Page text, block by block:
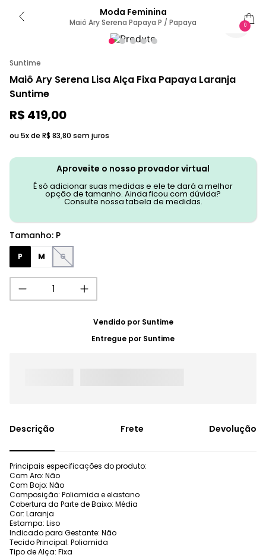
Moda Feminina
Maiô Ary Serena Papaya P / Papaya 0
Suntime
Maiô Ary Serena Lisa Alça Fixa Papaya Laranja
Suntime
R$ 419,00
ou 5x de R$ 83,80 sem juros
Aproveite o nosso provador virtual
É só adicionar suas medidas e ele te dará a melhor
opção de tamanho. Ainda ficou com dúvida?
Consulte nossa tabela de medidas.
Tamanho: P
P M G
Vendido por Suntime
Entregue por Suntime
Frete Devolução
Principais especificações do produto:
Com Aro: Não
Com Bojo: Não
Composição: Poliamida e elastano
Cobertura da Parte de Baixo: Média
Cor: Laranja
Estampa: Liso
Indicado para Gestante: Não
Tecido Principal: Poliamida
Tipo de Alça: Fixa